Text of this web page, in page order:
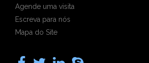
Agende uma visita
Escreva para nós
Mapa do Site